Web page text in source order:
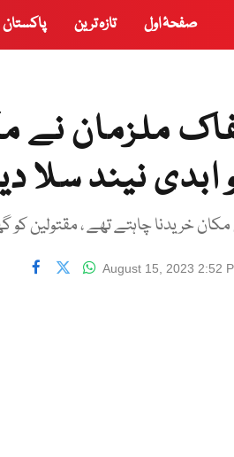
صفحۂ اول تازہ ترین پاکستان
ملزمان نے
خریدنا چاہتے تھے ، مقتولین کو
August 15, 2023 2:52